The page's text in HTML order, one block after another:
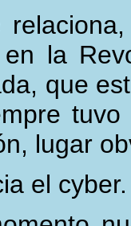
la
que
lugar
el cyber.